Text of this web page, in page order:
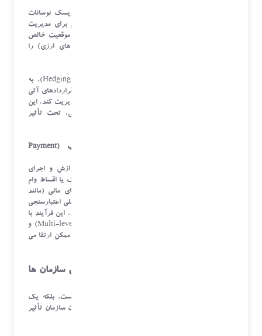
سازمان هایی که عملیات بین المللی دارند، در معرض ریسک نوسانات
نرخ ارز قرار دارند. نرم افزار خزانه داری ابزارهای لازم برای مدیریت
ریسک های ارزی را فراهم می کند. سیستم می تواند موقعیت خالص
ارزی سازمان (تفاوت بین دارایی های ارزی و بدهی های ارزی) را
سپس، از طریق ماژول های مشتقه و پوشش ریسک (Hedging)، به
خزانه دار کمک می کند تا ابزارهای مالی مناسب (مانند قراردادهای آتی
یا سلف) را برای تثبیت نرخ های ارزی آینده انتخاب و مدیریت کند. این
مکانیزم تضمین می کند که سودآوری پروژه های آتی، تحت تأثیر
۵. مدیریت پرداخت ها و فرآیند تسویه حساب (Payment
نرم افزار خزانه داری به عنوان هاب مرکزی برای پردازش و اجرای
پرداخت های کلان (مانند پرداخت به تأمین کنندگان بزرگ یا اقساط وام
ها) عمل می کند. سیستم، پرداخت ها را از سیستم های مالی (مانند
ERP) دریافت کرده، آن ها را بر اساس سیاست های داخلی اعتبارسنجی
کرده و سپس برای اجرای امن به بانک ها ارسال می کند. این فرآیند با
استفاده از تأییدیه های چندمرحله ای (Multi-level Authorization) و
رمزنگاری داده ها، امنیت پرداخت ها را به بالاترین سطح ممکن ارتقا می
مزایای استراتژیک نرم افزار خزانه داری برای سازمان ها
پیاده سازی نرم افزار خزانه داری یک تصمیم مالی نیست، بلکه یک
تصمیم مدیریتی است که بر روی پایداری و رشد بلندمدت سازمان تأثیر